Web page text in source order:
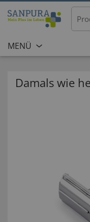
MENÜ
Damals wie